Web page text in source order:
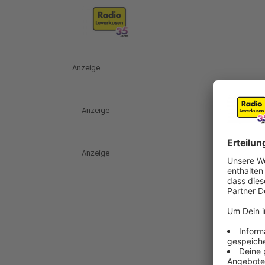
Anzeige
Anzeige
Anzeige